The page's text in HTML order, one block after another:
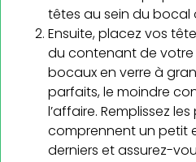
têtes au sein du
Ensuite, placez vos
du contenant de votre
bocaux en verre à
parfaits, le moindre
l’affaire. Remplissez
comprennent un petit
derniers et assurez-